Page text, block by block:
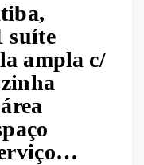
suíte
ampla c/